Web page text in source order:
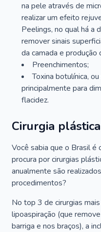
na pele através de
realizar um efeito
Peelings, no qual há a
remover sinais
da camada e produção
Preenchimentos;
Toxina botulínica,
principalmente para
flacidez.
Cirurgia
Você sabia que o Brasil é
procura por cirurgias
anualmente são
procedimentos?
No top 3 de cirurgias
lipoaspiração (que
barriga e nos braços), a